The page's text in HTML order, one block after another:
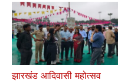
झारखंड आदिवासी महोत्सव